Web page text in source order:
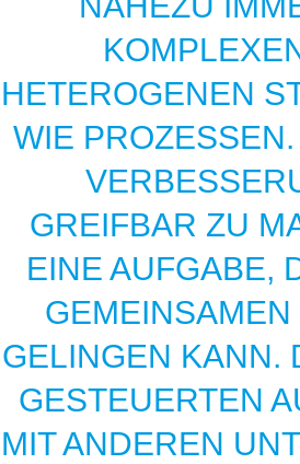
HETEROGENEN
WIE
GREIFBAR ZU
EINE AUFGABE,
GELINGEN KANN.
GESTEUERTEN
MIT ANDEREN